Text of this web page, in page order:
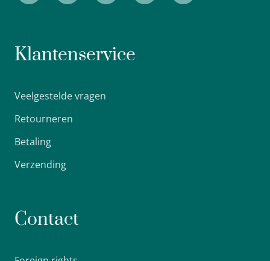
Klantenservice
Veelgestelde vragen
Retourneren
Betaling
Verzending
Contact